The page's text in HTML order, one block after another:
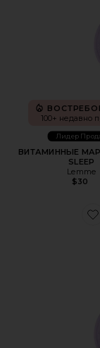
100+ недавно
Лидер
ВИТАМИННЫЕ
SLEEP
Lemme
$30